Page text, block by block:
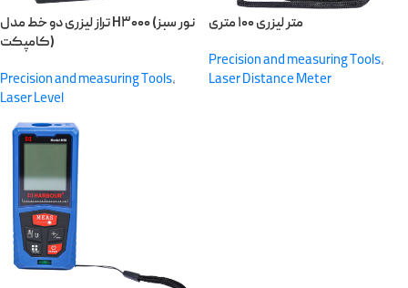
تراز لیزری دو خط مدل H۳۰۰۰ (نور سبز
کامپکت)
Precision and measuring Tools,
Laser Level
متر لیزری ۱۰۰ متری
Precision and measuring Tools,
Laser Distance Meter